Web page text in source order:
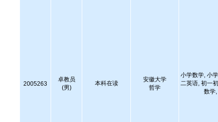
2005263
卓教员
(男)
本科在读
安徽大学
哲学
小学数学, 小
二英语, 初一
数学